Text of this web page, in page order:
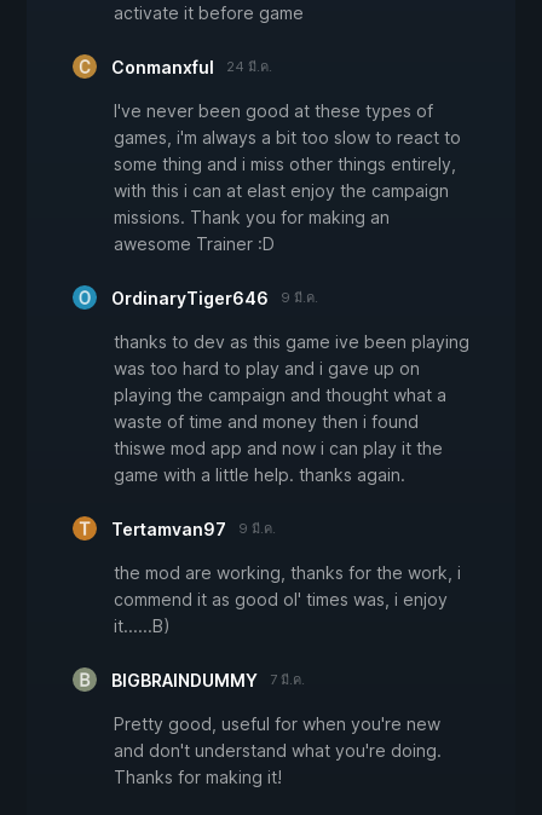
activate it before game
Conmanxful 24 มี.ค.
I've never been good at these types of
games, i'm always a bit too slow to react to
some thing and i miss other things entirely,
with this i can at elast enjoy the campaign
missions. Thank you for making an
awesome Trainer :D
OrdinaryTiger646 9 มี.ค.
thanks to dev as this game ive been playing
was too hard to play and i gave up on
playing the campaign and thought what a
waste of time and money then i found
thiswe mod app and now i can play it the
game with a little help. thanks again.
Tertamvan97 9 มี.ค.
the mod are working, thanks for the work, i
commend it as good ol' times was, i enjoy
it......B)
BIGBRAINDUMMY 7 มี.ค.
Pretty good, useful for when you're new
and don't understand what you're doing.
Thanks for making it!